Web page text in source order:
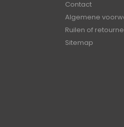
Contact
Algemene
Ruilen of
Sitemap